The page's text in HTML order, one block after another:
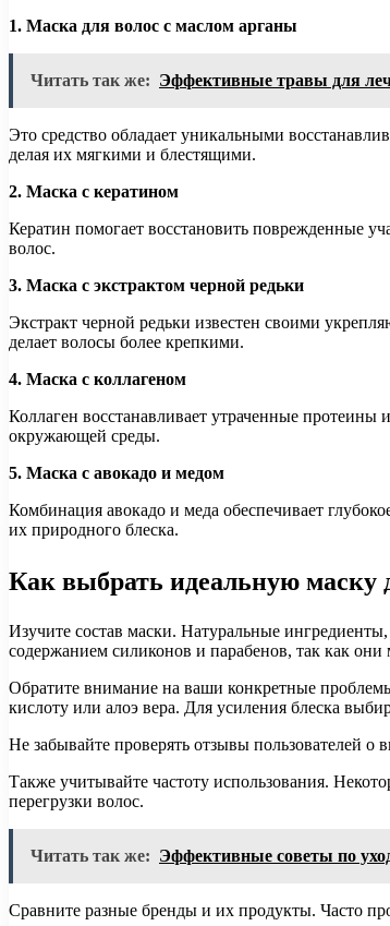
1. Маска для волос с маслом арганы
Читать так же: Эффективные травы для
Это средство обладает уникальными
делая их мягкими и блестящими.
2. Маска с кератином
Кератин помогает восстановить поврежденные
волос.
3. Маска с экстрактом черной редьки
Экстракт черной редьки известен своими
делает волосы более крепкими.
4. Маска с коллагеном
Коллаген восстанавливает утраченные
окружающей среды.
5. Маска с авокадо и медом
Комбинация авокадо и меда обеспечивает
их природного блеска.
Как выбрать идеальную маску
Изучите состав маски. Натуральные
содержанием силиконов и парабенов, так как они
Обратите внимание на ваши конкретные
кислоту или алоэ вера. Для усиления блеска
Не забывайте проверять отзывы пользователей
Также учитывайте частоту использования.
перегрузки волос.
Читать так же: Эффективные советы по
Сравните разные бренды и их продукты. Часто